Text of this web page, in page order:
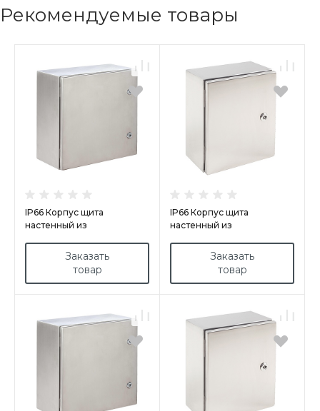
Рекомендуемые товары
IP66 Корпус щита
настенный из
арт.INX604020Заказать
товар
IP66 Корпус щита
настенный из
арт.INX303015Заказать
товар